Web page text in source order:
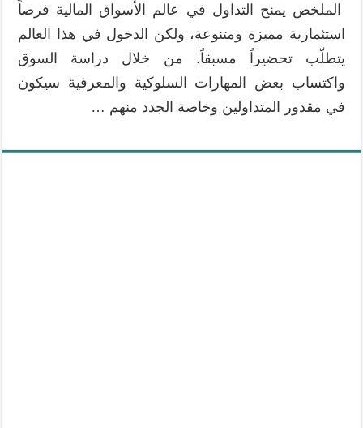
الملخص يمنح التداول في عالم الأسواق المالية فرصاً
استثمارية مميزة ومتنوعة، ولكن الدخول في هذا العالم
يتطلّب تحضيراً مسبقاً. من خلال دراسة السوق
واكتساب بعض المهارات السلوكية والمعرفية سيكون
في مقدور المتداولين وخاصة الجدد منهم …